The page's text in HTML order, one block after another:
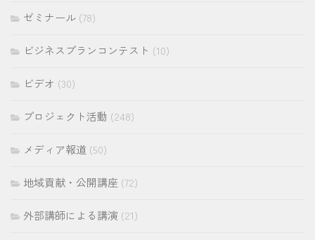
ゼミナール (78)
ビジネスプランコンテスト (10)
ビデオ (30)
プロジェクト活動 (248)
メディア報道 (50)
地域貢献・公開講座 (72)
外部講師による講演 (21)